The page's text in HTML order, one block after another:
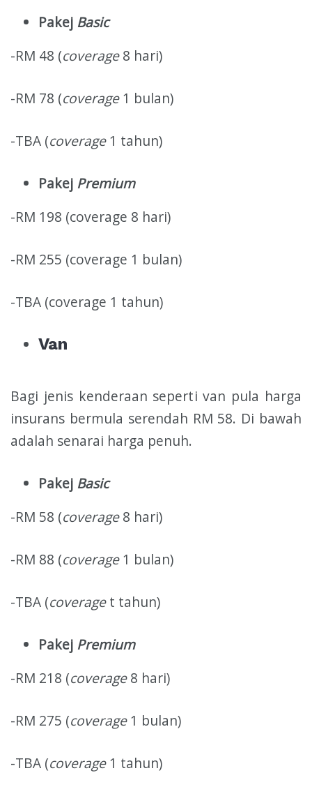
Pakej Basic
-RM 48 (coverage8 hari)
-RM 78 (coverage1 bulan)
-TBA (coverage1 tahun)
Pakej Premium
-RM 198 (coverage 8 hari)
-RM 255 (coverage 1 bulan)
-TBA (coverage 1 tahun)
Van
Bagi jenis kenderaan seperti van pula harga
insurans bermula serendah RM 58. Di bawah
adalah senarai harga penuh.
Pakej Basic
-RM 58 (coverage8 hari)
-RM 88 (coverage1 bulan)
-TBA (coveraget tahun)
Pakej Premium
-RM 218 (coverage8 hari)
-RM 275 (coverage1 bulan)
-TBA (coverage1 tahun)